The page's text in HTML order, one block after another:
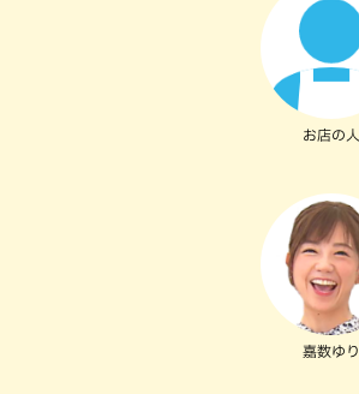
お店の人
嘉数ゆり